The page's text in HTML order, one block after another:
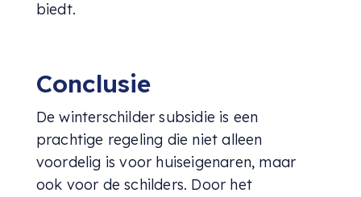
biedt.
Conclusie
De winterschilder subsidie is een
prachtige regeling die niet alleen
voordelig is voor huiseigenaren, maar
ook voor de schilders. Door het